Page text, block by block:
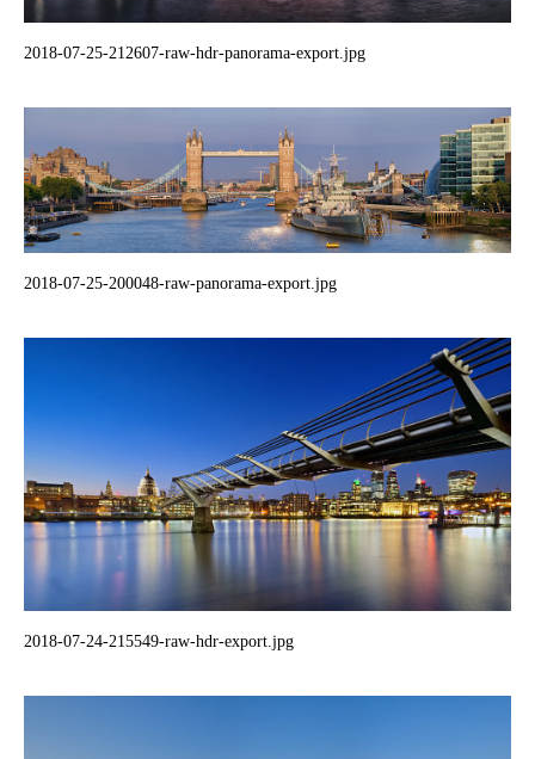
2018-07-25-212607-raw-hdr-panorama-export.jpg
2018-07-25-200048-raw-panorama-export.jpg
2018-07-24-215549-raw-hdr-export.jpg